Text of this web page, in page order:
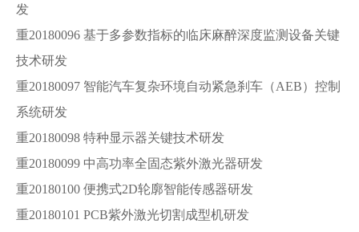
发
重20180096 基于多参数指标的临床麻醉深度监测设备关键
技术研发
重20180097 智能汽车复杂环境自动紧急刹车（AEB）控制
系统研发
重20180098 特种显示器关键技术研发
重20180099 中高功率全固态紫外激光器研发
重20180100 便携式2D轮廓智能传感器研发
重20180101 PCB紫外激光切割成型机研发